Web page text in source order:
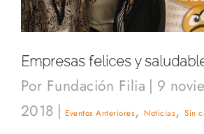
Empresas felices y
Por Fundación Filia | 9
2018 | Eventos Anteriores, Noticias,Sin